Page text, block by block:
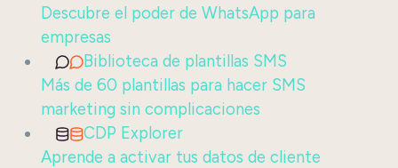
Descubre el poder de WhatsApp para
empresas
Biblioteca de plantillas SMS
Más de 60 plantillas para hacer SMS
marketing sin complicaciones
CDP Explorer
Aprende a activar tus datos de cliente